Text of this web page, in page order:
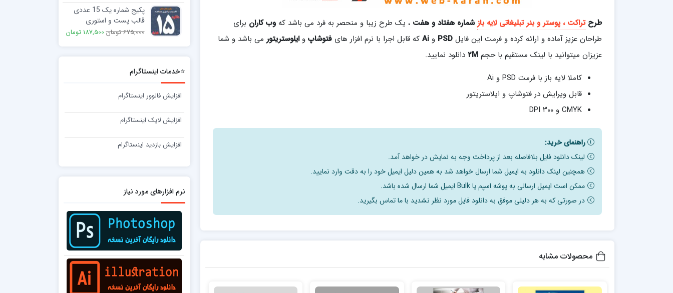
طرحتراکت ، پوستر و بنر تبلیغاتی لایه بازشماره هفتاد و هفت ، یک طرح زیبا و منحصر به فرد می باشد که وب کاران برای
طراحان عزیز آماده و ارائه کرده و فرمت این فایل PSD و Ai که قابل اجرا با نرم افزار های فتوشاپ وایلوستریتورمی باشد و شما
عزیزان میتوانید با لینک مستقیم با حجم 2M دانلود نمایید.
کاملا لایه باز با فرمت PSD و Ai
قابل ویرایش در فتوشاپ و ایلاستریتور
CMYK و ۳۰۰ DPI
راهنمای خرید:
لینک دانلود فایل بلافاصله بعد از پرداخت وجه به نمایش در خواهد آمد.
همچنین لینک دانلود به ایمیل شما ارسال خواهد شد به همین دلیل ایمیل خود را به دقت وارد نمایید.
ممکن است ایمیل ارسالی به پوشه اسپم یا Bulk ایمیل شما ارسال شده باشد.
در صورتی که به هر دلیلی موفق به دانلود فایل مورد نظر نشدید با ما تماس بگیرید.
محصولات مشابه
پکیج شماره یک 15 عددی
قالب پست و استوری
اینستاگرام
675,000 تومان 187,500 تومان
⭐خدمات اینستاگرام
افزایش فالوور اینستاگرام
افزایش لایک اینستاگرام
افزایش بازدید اینستاگرام
نرم افزارهای مورد نیاز